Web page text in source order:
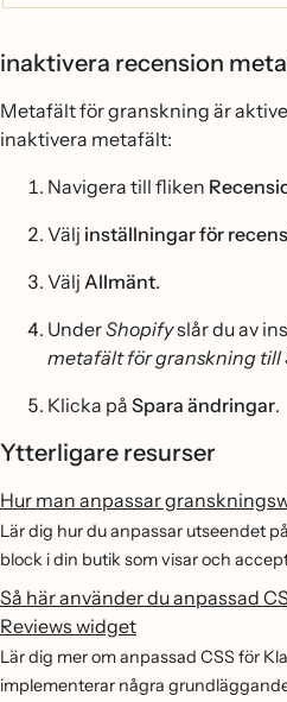
inaktivera recension
Metafält för granskning är
inaktivera metafält:
Navigera till fliken
Välj inställningar för
Välj Allmänt.
UnderShopifyslår du av
metafält för granskning till
Klicka på Spara ändringar.
Ytterligare resurser
Hur man anpassar
Lär dig hur du anpassar utseendet
block i din butik som visar och
Så här använder du anpassad
Reviews widget
Lär dig mer om anpassad CSS för
implementerar några